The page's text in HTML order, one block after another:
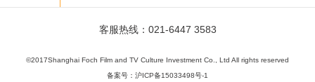
客服热线：021-6447 3583
©2017Shanghai Foch Film and TV Culture Investment Co., Ltd All rights reserved
备案号：沪ICP备15033498号-1